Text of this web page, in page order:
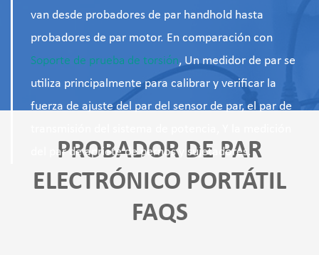
van desde probadores de par handhold hasta
probadores de par motor. En comparación con
Soporte de prueba de torsión, Un medidor de par se
utiliza principalmente para calibrar y verificar la
fuerza de ajuste del par del sensor de par, el par de
del par de apriete de pernos y sujetadores.
PROBADOR DE PAR
ELECTRÓNICO PORTÁTIL
FAQS